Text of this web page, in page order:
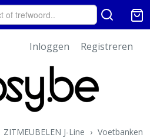
Inloggen Registreren
ZITMEUBELEN J-Line › Voetbanken